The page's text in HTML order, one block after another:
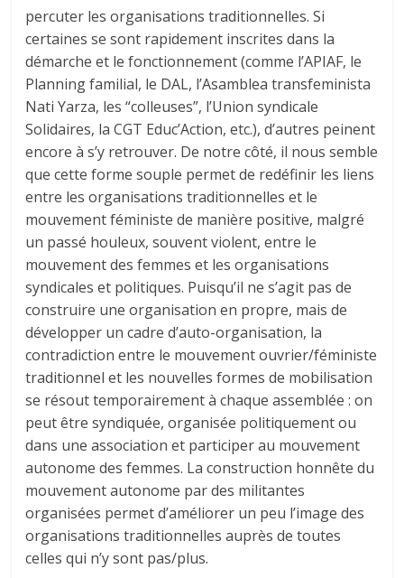
percuter les organisations traditionnelles. Si
certaines se sont rapidement inscrites dans la
démarche et le fonctionnement (comme l’APIAF, le
Planning familial, le DAL, l’Asamblea transfeminista
Nati Yarza, les “colleuses”, l’Union syndicale
Solidaires, la CGT Educ’Action, etc.), d’autres peinent
encore à s’y retrouver. De notre côté, il nous semble
que cette forme souple permet de redéfinir les liens
entre les organisations traditionnelles et le
mouvement féministe de manière positive, malgré
un passé houleux, souvent violent, entre le
mouvement des femmes et les organisations
syndicales et politiques. Puisqu’il ne s’agit pas de
construire une organisation en propre, mais de
développer un cadre d’auto-organisation, la
contradiction entre le mouvement ouvrier/féministe
traditionnel et les nouvelles formes de mobilisation
se résout temporairement à chaque assemblée : on
peut être syndiquée, organisée politiquement ou
dans une association et participer au mouvement
autonome des femmes. La construction honnête du
mouvement autonome par des militantes
organisées permet d’améliorer un peu l’image des
organisations traditionnelles auprès de toutes
celles qui n’y sont pas/plus.